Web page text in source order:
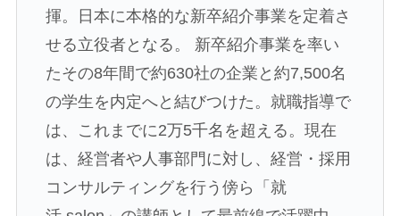
揮。日本に本格的な新卒紹介事業を定着さ
せる立役者となる。 新卒紹介事業を率い
たその8年間で約630社の企業と約7,500名
の学生を内定へと結びつけた。就職指導で
は、これまでに2万5千名を超える。現在
は、経営者や人事部門に対し、経営・採用
コンサルティングを行う傍ら「就